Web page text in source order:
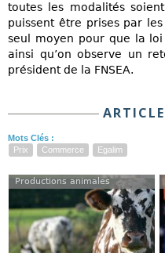
toutes les modalités
puissent être prises par
seul moyen pour que la
ainsi qu’on observe un
président de la FNSEA.
Mots Clés :
Prix
Commerce Egalim
Productions animales